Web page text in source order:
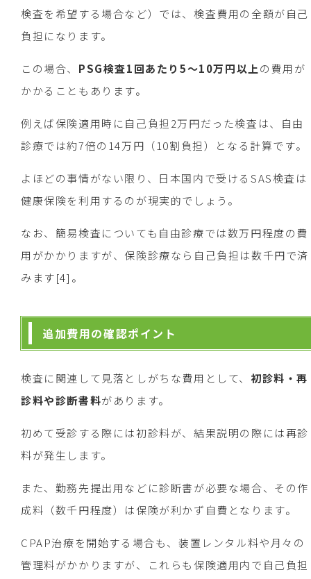
検査を希望する場合など）では、検査費用の全額が自己
負担になります。
この場合、 PSG検査1回あたり5～10万円以上の費用が
かかることもあります。
例えば保険適用時に自己負担2万円だった検査は、自由
診療では約7倍の14万円（10割負担）となる計算です。
よほどの事情がない限り、日本国内で受けるSAS検査は
健康保険を利用するのが現実的でしょう。
なお、簡易検査についても自由診療では数万円程度の費
用がかかりますが、保険診療なら自己負担は数千円で済
みます[4]。
追加費用の確認ポイント
検査に関連して見落としがちな費用として、 初診料・再
診料や診断書料があります。
初めて受診する際には初診料が、結果説明の際には再診
料が発生します。
また、勤務先提出用などに診断書が必要な場合、その作
成料（数千円程度）は保険が利かず自費となります。
CPAP治療を開始する場合も、装置レンタル料や月々の
管理料がかかりますが、これらも保険適用内で自己負担